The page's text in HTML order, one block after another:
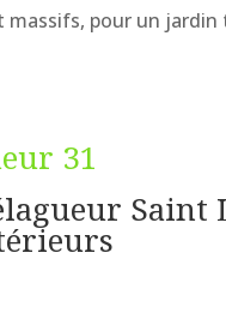
massifs, pour un jardin
31